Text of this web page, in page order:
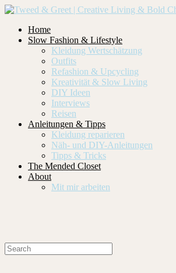
Home
Slow Fashion & Lifestyle
Kleidung Wertschätzung
Outfits
Refashion & Upcycling
Kreativität & Slow Living
DIY Ideen
Interviews
Reisen
Anleitungen & Tipps
Kleidung reparieren
Näh- und DIY-Anleitungen
Tipps & Tricks
The Mended Closet
About
Mit mir arbeiten